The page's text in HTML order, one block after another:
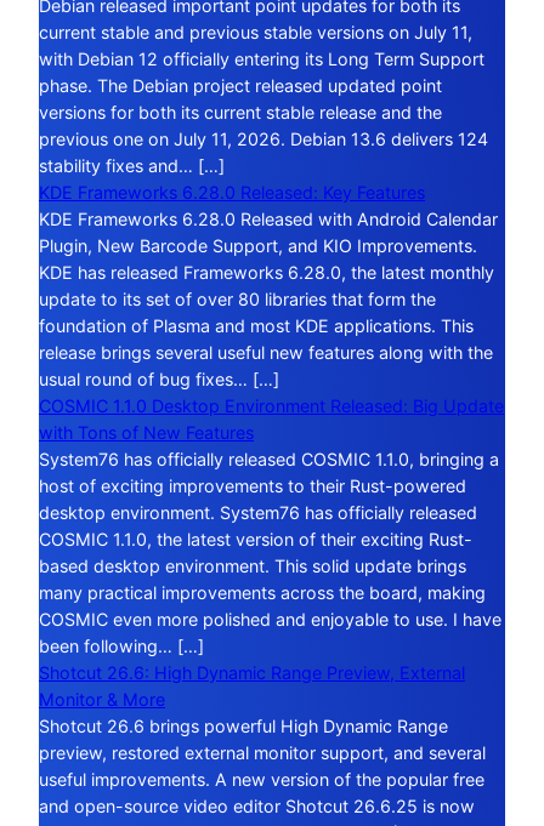
Debian released important point updates for both its
current stable and previous stable versions on July 11,
with Debian 12 officially entering its Long Term Support
phase. The Debian project released updated point
versions for both its current stable release and the
previous one on July 11, 2026. Debian 13.6 delivers 124
stability fixes and… […]
KDE Frameworks 6.28.0 Released: Key Features
KDE Frameworks 6.28.0 Released with Android Calendar
Plugin, New Barcode Support, and KIO Improvements.
KDE has released Frameworks 6.28.0, the latest monthly
update to its set of over 80 libraries that form the
foundation of Plasma and most KDE applications. This
release brings several useful new features along with the
usual round of bug fixes… […]
COSMIC 1.1.0 Desktop Environment Released: Big Update
with Tons of New Features
System76 has officially released COSMIC 1.1.0, bringing a
host of exciting improvements to their Rust-powered
desktop environment. System76 has officially released
COSMIC 1.1.0, the latest version of their exciting Rust-
based desktop environment. This solid update brings
many practical improvements across the board, making
COSMIC even more polished and enjoyable to use. I have
been following… […]
Shotcut 26.6: High Dynamic Range Preview, External
Monitor & More
Shotcut 26.6 brings powerful High Dynamic Range
preview, restored external monitor support, and several
useful improvements. A new version of the popular free
and open-source video editor Shotcut 26.6.25 is now